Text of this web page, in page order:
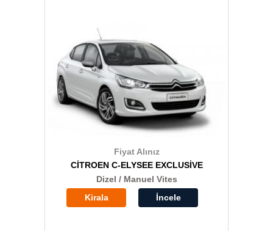
Fiyat Alınız
CİTROEN C-ELYSEE EXCLUSİVE
Dizel / Manuel Vites
Kirala
İncele